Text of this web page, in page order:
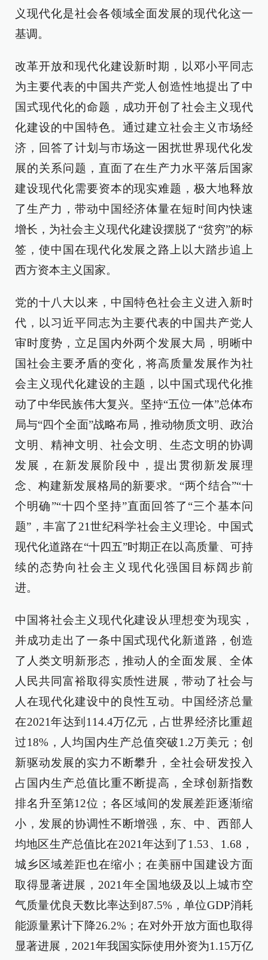
义现代化是社会各领域全面发展的现代化这一
基调。
改革开放和现代化建设新时期，以邓小平同志
为主要代表的中国共产党人创造性地提出了中
国式现代化的命题，成功开创了社会主义现代
化建设的中国特色。通过建立社会主义市场经
济，回答了计划与市场这一困扰世界现代化发
展的关系问题，直面了在生产力水平落后国家
建设现代化需要资本的现实难题，极大地释放
了生产力，带动中国经济体量在短时间内快速
增长，为社会主义现代化建设摆脱了“贫穷”的标
签，使中国在现代化发展之路上以大踏步追上
西方资本主义国家。
党的十八大以来，中国特色社会主义进入新时
代，以习近平同志为主要代表的中国共产党人
审时度势，立足国内外两个发展大局，明晰中
国社会主要矛盾的变化，将高质量发展作为社
会主义现代化建设的主题，以中国式现代化推
动了中华民族伟大复兴。坚持“五位一体”总体布
局与“四个全面”战略布局，推动物质文明、政治
文明、精神文明、社会文明、生态文明的协调
发展，在新发展阶段中，提出贯彻新发展理
念、构建新发展格局的新要求。“两个结合”“十
个明确”“十四个坚持”直面回答了“三个基本问
题”，丰富了21世纪科学社会主义理论。中国式
现代化道路在“十四五”时期正在以高质量、可持
续的态势向社会主义现代化强国目标阔步前
进。
中国将社会主义现代化建设从理想变为现实，
并成功走出了一条中国式现代化新道路，创造
了人类文明新形态，推动人的全面发展、全体
人民共同富裕取得实质性进展，带动了社会与
人在现代化建设中的良性互动。中国经济总量
在2021年达到114.4万亿元，占世界经济比重超
过18%，人均国内生产总值突破1.2万美元；创
新驱动发展的实力不断攀升，全社会研发投入
占国内生产总值比重不断提高，全球创新指数
排名升至第12位；各区域间的发展差距逐渐缩
小，发展的协调性不断增强，东、中、西部人
均地区生产总值比在2021年达到了1.53、1.68，
城乡区域差距也在缩小；在美丽中国建设方面
取得显著进展，2021年全国地级及以上城市空
气质量优良天数比率达到87.5%，单位GDP消耗
能源量累计下降26.2%；在对外开放方面也取得
显著进展，2021年我国实际使用外资为1.15万亿